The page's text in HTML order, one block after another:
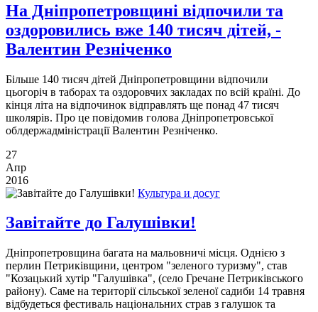
На Дніпропетровщині відпочили та
оздоровились вже 140 тисяч дітей, -
Валентин Резніченко
Більше 140 тисяч дітей Дніпропетровщини відпочили
цьогоріч в таборах та оздоровчих закладах по всій країні. До
кінця літа на відпочинок відправлять ще понад 47 тисяч
школярів. Про це повідомив голова Дніпропетровської
облдержадміністрації Валентин Резніченко.
27
Апр
2016
Культура и досуг
Завітайте до Галушівки!
Дніпропетровщина багата на мальовничі місця. Однією з
перлин Петриківщини, центром "зеленого туризму", став
"Козацький хутір "Галушівка", (село Гречане Петриківського
району). Саме на території сільської зеленої садиби 14 травня
відбудеться фестиваль національних страв з галушок та